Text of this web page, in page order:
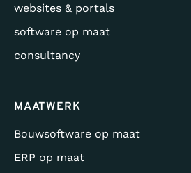
websites & portals
software op maat
consultancy
MAATWERK
Bouwsoftware op maat
ERP op maat